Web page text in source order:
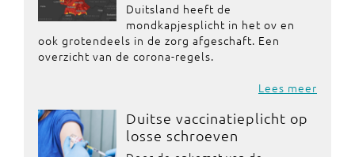
Duitsland heeft de
mondkapjesplicht in het ov en
ook grotendeels in de zorg afgeschaft. Een
overzicht van de corona-regels.
Lees meer
Duitse vaccinatieplicht op
losse schroeven